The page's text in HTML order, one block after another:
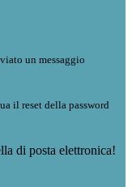
un messaggio
il reset della password
di posta elettronica!